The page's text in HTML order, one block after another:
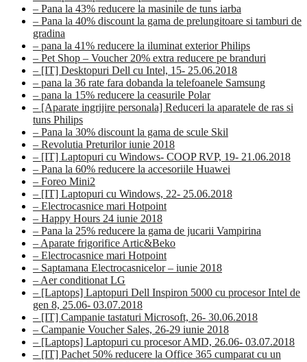
– Pana la 43% reducere la masinile de tuns iarba
– Pana la 40% discount la gama de prelungitoare si tamburi de
gradina
– pana la 41% reducere la iluminat exterior Philips
– Pet Shop – Voucher 20% extra reducere pe branduri
– [IT] Desktopuri Dell cu Intel, 15- 25.06.2018
– pana la 36 rate fara dobanda la telefoanele Samsung
– pana la 15% reducere la ceasurile Polar
– [Aparate ingrijire personala] Reduceri la aparatele de ras si
tuns Philips
– Pana la 30% discount la gama de scule Skil
– Revolutia Preturilor iunie 2018
– [IT] Laptopuri cu Windows- COOP RVP, 19- 21.06.2018
– Pana la 60% reducere la accesoriile Huawei
– Foreo Mini2
– [IT] Laptopuri cu Windows, 22- 25.06.2018
– Electrocasnice mari Hotpoint
– Happy Hours 24 iunie 2018
– Pana la 25% reducere la gama de jucarii Vampirina
– Aparate frigorifice Artic&Beko
– Electrocasnice mari Hotpoint
– Saptamana Electrocasnicelor – iunie 2018
– Aer conditionat LG
– [Laptops] Laptopuri Dell Inspiron 5000 cu procesor Intel de
gen 8, 25.06- 03.07.2018
– [IT] Campanie tastaturi Microsoft, 26- 30.06.2018
– Campanie Voucher Sales, 26-29 iunie 2018
– [Laptops] Laptopuri cu procesor AMD, 26.06- 03.07.2018
– [IT] Pachet 50% reducere la Office 365 cumparat cu un